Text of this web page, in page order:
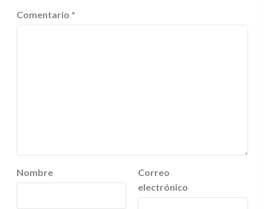
Comentario *
Nombre
Correo
electrónico